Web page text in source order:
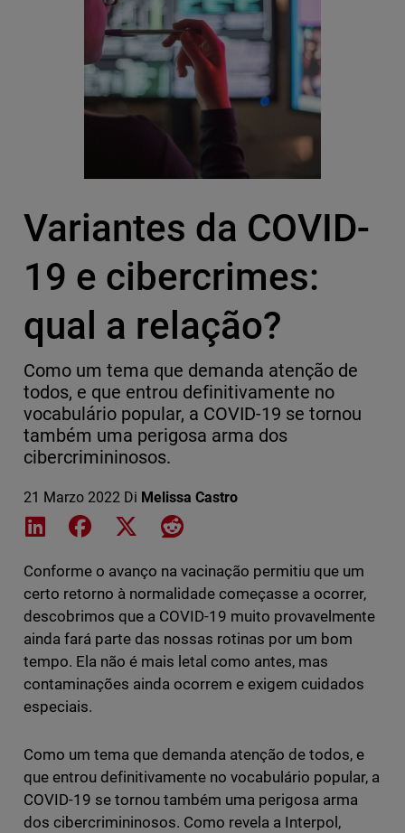
Variantes da COVID-
19 e cibercrimes:
qual a relação?
Como um tema que demanda atenção de
todos, e que entrou definitivamente no
vocabulário popular, a COVID-19 se tornou
também uma perigosa arma dos
cibercrimininosos.
21 Marzo 2022 Di Melissa Castro
Share on LinkedIn
Share on Facebook
Share on XShare on Reddit
Conforme o avanço na vacinação permitiu que um
certo retorno à normalidade começasse a ocorrer,
descobrimos que a COVID-19 muito provavelmente
ainda fará parte das nossas rotinas por um bom
tempo. Ela não é mais letal como antes, mas
contaminações ainda ocorrem e exigem cuidados
especiais.
Como um tema que demanda atenção de todos, e
que entrou definitivamente no vocabulário popular, a
COVID-19 se tornou também uma perigosa arma
dos cibercrimininosos. Como revela a Interpol,